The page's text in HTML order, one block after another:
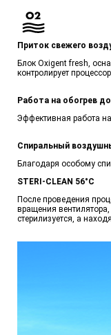
Приток свежего
Блок Oxigent fresh,
контролирует
Работа на обогрев
Эффективная работа
Спиральный
Благодаря особому
STERI-CLEAN 56°C
После проведения
вращения
стерилизуется, а